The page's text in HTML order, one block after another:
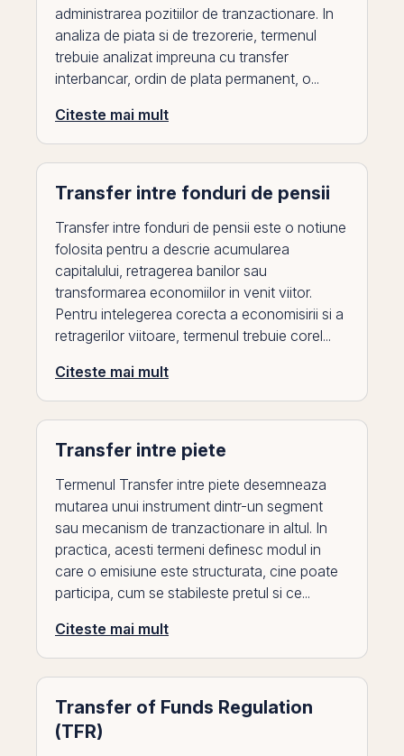
administrarea pozitiilor de tranzactionare. In
analiza de piata si de trezorerie, termenul
trebuie analizat impreuna cu transfer
interbancar, ordin de plata permanent, o...
Citeste mai mult
Transfer intre fonduri de pensii
Transfer intre fonduri de pensii este o notiune
folosita pentru a descrie acumularea
capitalului, retragerea banilor sau
transformarea economiilor in venit viitor.
Pentru intelegerea corecta a economisirii si a
retragerilor viitoare, termenul trebuie corel...
Citeste mai mult
Transfer intre piete
Termenul Transfer intre piete desemneaza
mutarea unui instrument dintr-un segment
sau mecanism de tranzactionare in altul. In
practica, acesti termeni definesc modul in
care o emisiune este structurata, cine poate
participa, cum se stabileste pretul si ce...
Citeste mai mult
Transfer of Funds Regulation
(TFR)